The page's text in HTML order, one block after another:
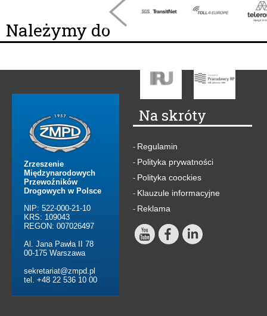
Należymy do
Zrzeszenie
Międzynarodowych
Przewoźników
Drogowych w Polsce
NIP: 522-000-21-10
KRS: 109043
REGON: 007026497
Al. Jana Pawła II 78
00-175 Warszawa
sekretariat@zmpd.pl
tel. +48 22 536 10 00
Na skróty
- Regulamin
- Polityka prywatności
- Polityka coockies
- Klauzule informacyjne
- Reklama